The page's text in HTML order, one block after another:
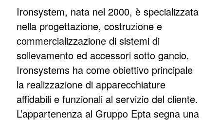
Ironsystem, nata nel 2000, è specializzata
nella progettazione, costruzione e
commercializzazione di sistemi di
sollevamento ed accessori sotto gancio.
Ironsystems ha come obiettivo principale
la realizzazione di apparecchiature
affidabili e funzionali al servizio del cliente.
L’appartenenza al Gruppo Epta segna una